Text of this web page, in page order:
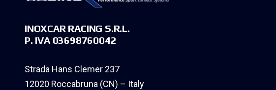
INOXCAR RACING S.R.L.
P. IVA 03698760042
Strada Hans Clemer 237
12020 Roccabruna (CN) – Italy